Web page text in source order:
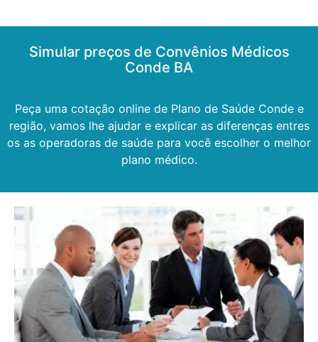
Simular preços de Convênios Médicos
Conde BA
Peça uma cotação online de Plano de Saúde Conde e
região, vamos lhe ajudar e explicar as diferenças entres
os as operadoras de saúde para você escolher o melhor
plano médico.